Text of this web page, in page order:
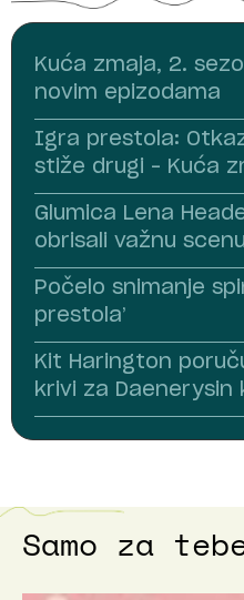
Kuća zmaja, 2.
novim epizodama
Igra prestola:
stiže drugi – Kuća
Glumica Lena
obrisali važnu
Počelo snimanje
prestola’
Kit Harington
krivi za Daenerysin
Samo za